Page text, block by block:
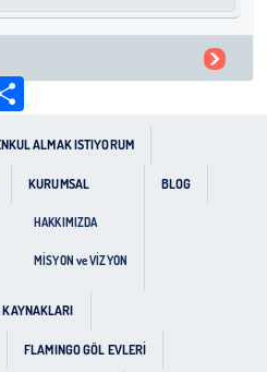
ALMAK ISTIYORUM
KURUMSAL
HAKKIMIZDA
MİSYON ve VİZYON
BLOG
KAYNAKLARI
FLAMINGO GÖL EVLERİ
Share